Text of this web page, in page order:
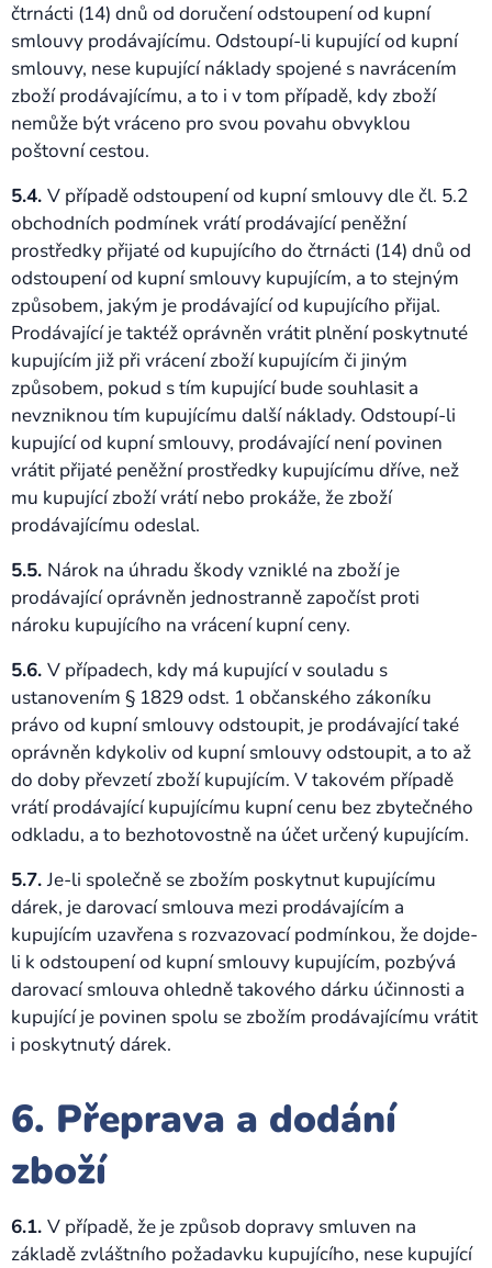
čtrnácti (14) dnů od doručení odstoupení od kupní
smlouvy prodávajícímu. Odstoupí-li kupující od kupní
smlouvy, nese kupující náklady spojené s navrácením
zboží prodávajícímu, a to i v tom případě, kdy zboží
nemůže být vráceno pro svou povahu obvyklou
poštovní cestou.
5.4. V případě odstoupení od kupní smlouvy dle čl. 5.2
obchodních podmínek vrátí prodávající peněžní
prostředky přijaté od kupujícího do čtrnácti (14) dnů od
odstoupení od kupní smlouvy kupujícím, a to stejným
způsobem, jakým je prodávající od kupujícího přijal.
Prodávající je taktéž oprávněn vrátit plnění poskytnuté
kupujícím již při vrácení zboží kupujícím či jiným
způsobem, pokud s tím kupující bude souhlasit a
nevzniknou tím kupujícímu další náklady. Odstoupí-li
kupující od kupní smlouvy, prodávající není povinen
vrátit přijaté peněžní prostředky kupujícímu dříve, než
mu kupující zboží vrátí nebo prokáže, že zboží
prodávajícímu odeslal.
5.5. Nárok na úhradu škody vzniklé na zboží je
prodávající oprávněn jednostranně započíst proti
nároku kupujícího na vrácení kupní ceny.
5.6. V případech, kdy má kupující v souladu s
ustanovením § 1829 odst. 1 občanského zákoníku
právo od kupní smlouvy odstoupit, je prodávající také
oprávněn kdykoliv od kupní smlouvy odstoupit, a to až
do doby převzetí zboží kupujícím. V takovém případě
vrátí prodávající kupujícímu kupní cenu bez zbytečného
odkladu, a to bezhotovostně na účet určený kupujícím.
5.7.Je-li společně se zbožím poskytnut kupujícímu
dárek, je darovací smlouva mezi prodávajícím a
kupujícím uzavřena s rozvazovací podmínkou, že dojde-
li k odstoupení od kupní smlouvy kupujícím, pozbývá
darovací smlouva ohledně takového dárku účinnosti a
kupující je povinen spolu se zbožím prodávajícímu vrátit
i poskytnutý dárek.
6. Přeprava a dodání
zboží
6.1. V případě, že je způsob dopravy smluven na
základě zvláštního požadavku kupujícího, nese kupující